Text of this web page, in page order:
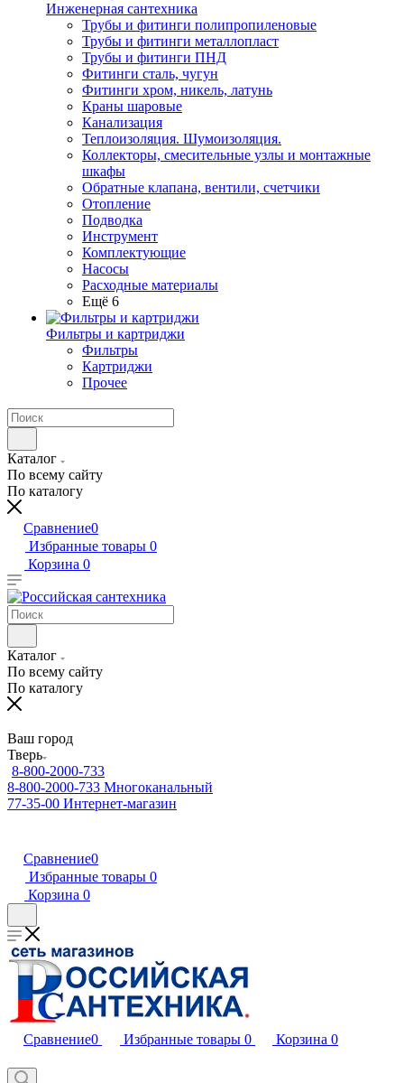
Инженерная сантехника
Трубы и фитинги полипропиленовые
Трубы и фитинги металлопласт
Трубы и фитинги ПНД
Фитинги сталь, чугун
Фитинги хром, никель, латунь
Краны шаровые
Канализация
Теплоизоляция. Шумоизоляция.
Коллекторы, смесительные узлы и монтажные
шкафы
Обратные клапана, вентили, счетчики
Отопление
Подводка
Инструмент
Комплектующие
Насосы
Расходные материалы
Ещё 6
Фильтры и картриджи
Фильтры
Картриджи
Прочее
Каталог
По всему сайту
По каталогу
Сравнение0
Избранные товары 0
Корзина 0
Каталог
По всему сайту
По каталогу
Ваш город
Тверь
8-800-2000-733
8-800-2000-733 Многоканальный
77-35-00 Интернет-магазин
Сравнение0
Избранные товары 0
Корзина 0
Сравнение0 Избранные товары 0 Корзина 0